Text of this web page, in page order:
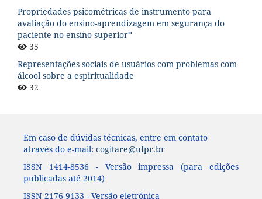
Propriedades psicométricas de instrumento para
avaliação do ensino-aprendizagem em segurança do
paciente no ensino superior*
35
Representações sociais de usuários com problemas com
álcool sobre a espiritualidade
32
Em caso de dúvidas técnicas, entre em contato
através do e-mail: cogitare@ufpr.br
ISSN 1414-8536 - Versão impressa (para edições
publicadas até 2014)
ISSN 2176-9133 - Versão eletrônica